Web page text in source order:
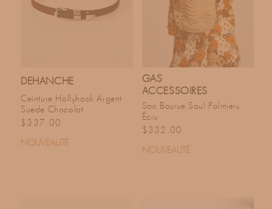
DEHANCHE
Ceinture Hollyhock Argent
Suede Chocolat
Prix habituel
$337.00
NOUVEAUTÉ
GAS
ACCESSOIRES
Sac Bourse Soul Palmiers
Écru
Prix habituel
$332.00
NOUVEAUTÉ